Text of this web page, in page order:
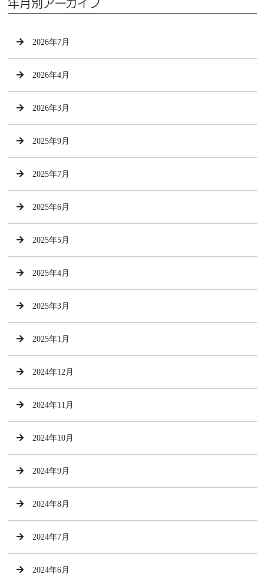
2026年7月
2026年4月
2026年3月
2025年9月
2025年7月
2025年6月
2025年5月
2025年4月
2025年3月
2025年1月
2024年12月
2024年11月
2024年10月
2024年9月
2024年8月
2024年7月
2024年6月